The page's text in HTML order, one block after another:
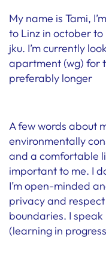
My name is Tami,
to Linz in october
jku. I’m currently
apartment (wg) for
preferably longer
A few words about
environmentally
and a comfortable
important to me. I
I’m open-minded
privacy and
boundaries. I
(learning in